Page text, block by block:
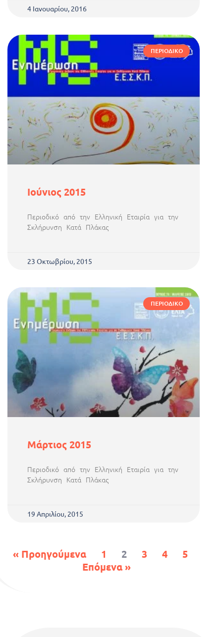
4 Ιανουαρίου, 2016
ΠΕΡΙΟΔΙΚΌ
Ιούνιος 2015
Περιοδικό από την Ελληνική Εταιρία για την
Σκλήρυνση Κατά Πλάκας
23 Οκτωβρίου, 2015
ΠΕΡΙΟΔΙΚΌ
Μάρτιος 2015
Περιοδικό από την Ελληνική Εταιρία για την
Σκλήρυνση Κατά Πλάκας
19 Απριλίου, 2015
« Προηγούμενα 1 2 3 4
5
Επόμενα »